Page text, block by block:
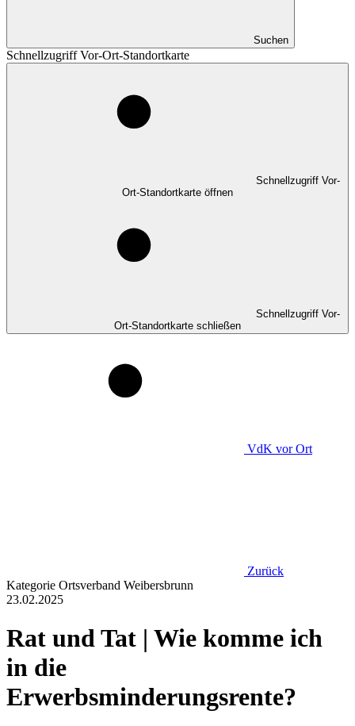
Suchen
Schnellzugriff Vor-Ort-Standortkarte
Schnellzugriff Vor-
Ort-Standortkarte öffnen
Schnellzugriff Vor-
Ort-Standortkarte schließen
VdK vor Ort
Zurück
Kategorie Ortsverband Weibersbrunn
23.02.2025
Rat und Tat | Wie komme ich
in die
Erwerbsminderungsrente?